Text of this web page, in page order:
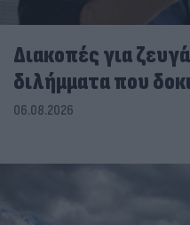
Διακοπές για
διλήμματα που
06.08.2026